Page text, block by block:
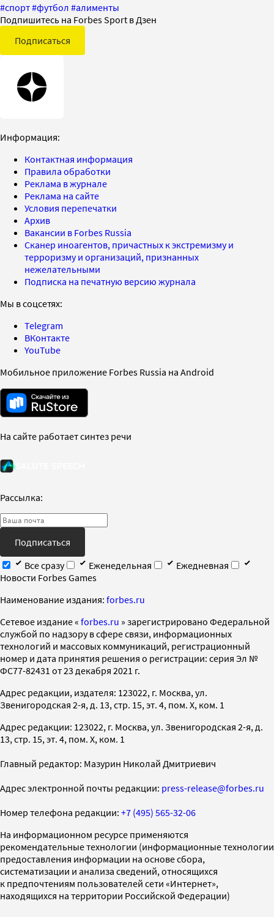
#спорт#футбол #алименты
Подпишитесь на Forbes Sport в Дзен
Подписаться
Информация:
Контактная информация
Правила обработки
Реклама в журнале
Реклама на сайте
Условия перепечатки
Архив
Вакансии в Forbes Russia
Сканер иноагентов, причастных к экстремизму и
терроризму и организаций, признанных
нежелательными
Подписка на печатную версию журнала
Мы в соцсетях:
Telegram
ВКонтакте
YouTube
Мобильное приложение Forbes Russia на Android
На сайте работает синтез речи
Рассылка:
Подписаться
Все сразу
Еженедельная
Ежедневная
Новости Forbes Games
Наименование издания: forbes.ru
Cетевое издание « forbes.ru » зарегистрировано Федеральной
службой по надзору в сфере связи, информационных
технологий и массовых коммуникаций, регистрационный
номер и дата принятия решения о регистрации: серия Эл №
ФС77-82431 от 23 декабря 2021 г.
Адрес редакции, издателя: 123022, г. Москва, ул.
Звенигородская 2-я, д. 13, стр. 15, эт. 4, пом. X, ком. 1
Адрес редакции: 123022, г. Москва, ул. Звенигородская 2-я, д.
13, стр. 15, эт. 4, пом. X, ком. 1
Главный редактор: Мазурин Николай Дмитриевич
Адрес электронной почты редакции: press-release@forbes.ru
Номер телефона редакции: +7 (495) 565-32-06
На информационном ресурсе применяются
рекомендательные технологии (информационные технологии
предоставления информации на основе сбора,
систематизации и анализа сведений, относящихся
к предпочтениям пользователей сети «Интернет»,
находящихся на территории Российской Федерации)